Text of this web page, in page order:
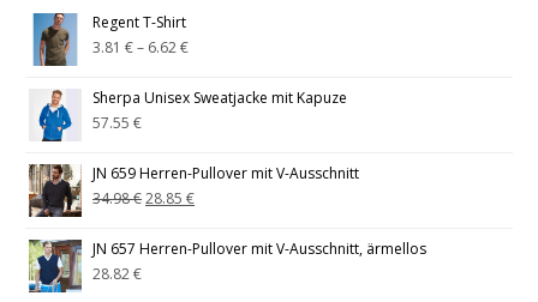
Regent T-Shirt
3.81€– 6.62€
Sherpa Unisex Sweatjacke mit Kapuze
57.55€
JN 659 Herren-Pullover mit V-Ausschnitt
34.98€28.85€
JN 657 Herren-Pullover mit V-Ausschnitt, ärmellos
28.82€